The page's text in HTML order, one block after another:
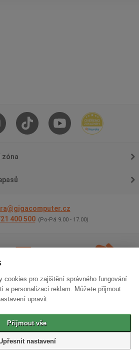
cookies pro zajištění správného fungování
a personalizaci reklam. Můžete přijmout
upravit.
Přijmout vše
nastavení
zóna
400 500 (Po-Pá 9.00 - 17.00)
Doprava zdarma Osobní odběr zdarma
Klasická verze stránek
- 2026 GIGACOMPUTER a.s.